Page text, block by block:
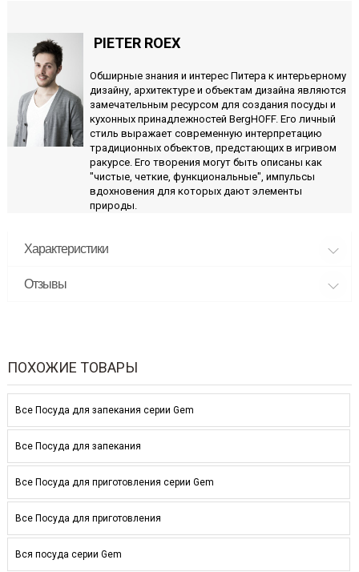
PIETER ROEX
Обширные знания и интерес Питера к интерьерному
дизайну, архитектуре и объектам дизайна являются
замечательным ресурсом для создания посуды и
кухонных принадлежностей BergHOFF. Его личный
стиль выражает современную интерпретацию
традиционных объектов, предстающих в игривом
ракурсе. Его творения могут быть описаны как
"чистые, четкие, функциональные", импульсы
вдохновения для которых дают элементы
природы.
Характеристики
Отзывы
ПОХОЖИЕ ТОВАРЫ
Все Посуда для запекания серии Gem
Все Посуда для запекания
Все Посуда для приготовления серии Gem
Все Посуда для приготовления
Вся посуда серии Gem